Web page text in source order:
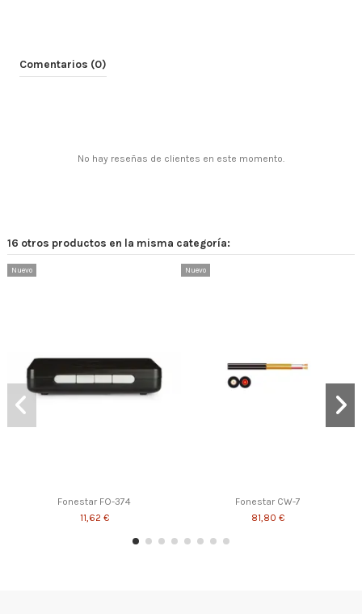
Comentarios (0)
No hay reseñas de clientes en este momento.
16 otros productos en la misma categoría:
Nuevo
Fonestar FO-374
11,62 €
Nuevo
Fonestar CW-7
81,80 €